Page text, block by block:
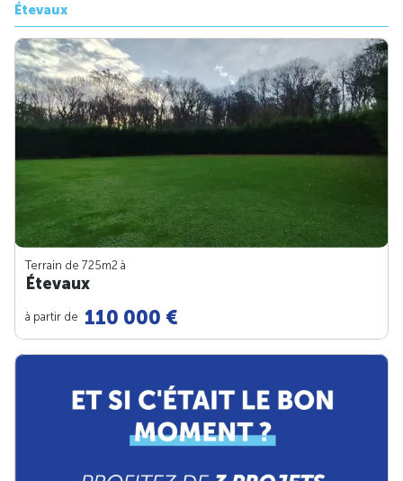
Étevaux
Terrain de 725m2 à
Étevaux
à partir de 110 000 €